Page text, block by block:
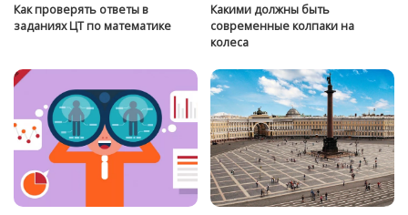
Как проверять ответы в
заданиях ЦТ по математике
Какими должны быть
современные колпаки на
колеса